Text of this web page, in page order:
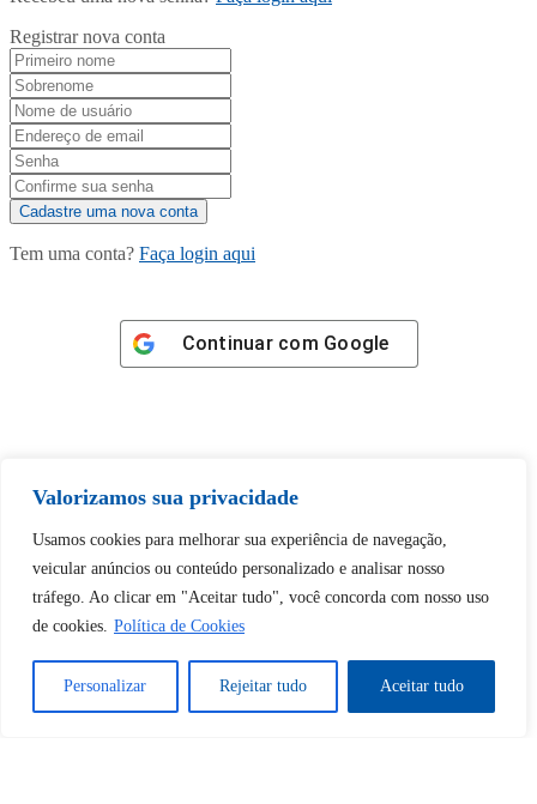
Valorizamos sua privacidade
Usamos cookies para melhorar sua experiência de navegação,
veicular anúncios ou conteúdo personalizado e analisar nosso
tráfego. Ao clicar em "Aceitar tudo", você concorda com nosso uso
de cookies. Política de Cookies
Personalizar Rejeitar tudo Aceitar tudo
Registrar nova conta
Tem uma conta? Faça login aqui
Continuar com Google
Tem certeza de que deseja
desbloquear esta publicação?
Sim Não